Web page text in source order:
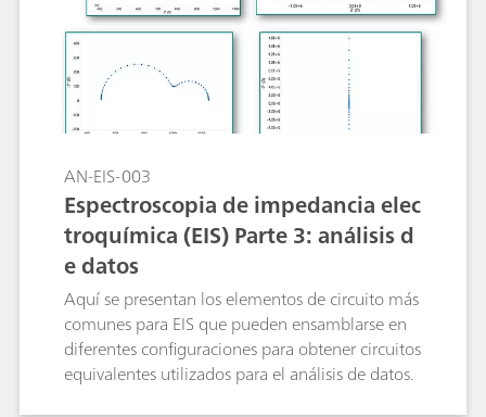
AN-EIS-003
Espectroscopia de impedancia elec
troquímica (EIS) Parte 3: análisis d
e datos
Aquí se presentan los elementos de circuito más
comunes para EIS que pueden ensamblarse en
diferentes configuraciones para obtener circuitos
equivalentes utilizados para el análisis de datos.